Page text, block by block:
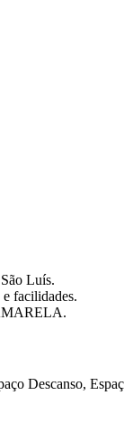
Luís.
facilidades.
Descanso,